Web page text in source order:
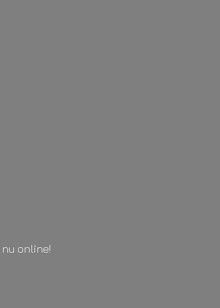
nu online!